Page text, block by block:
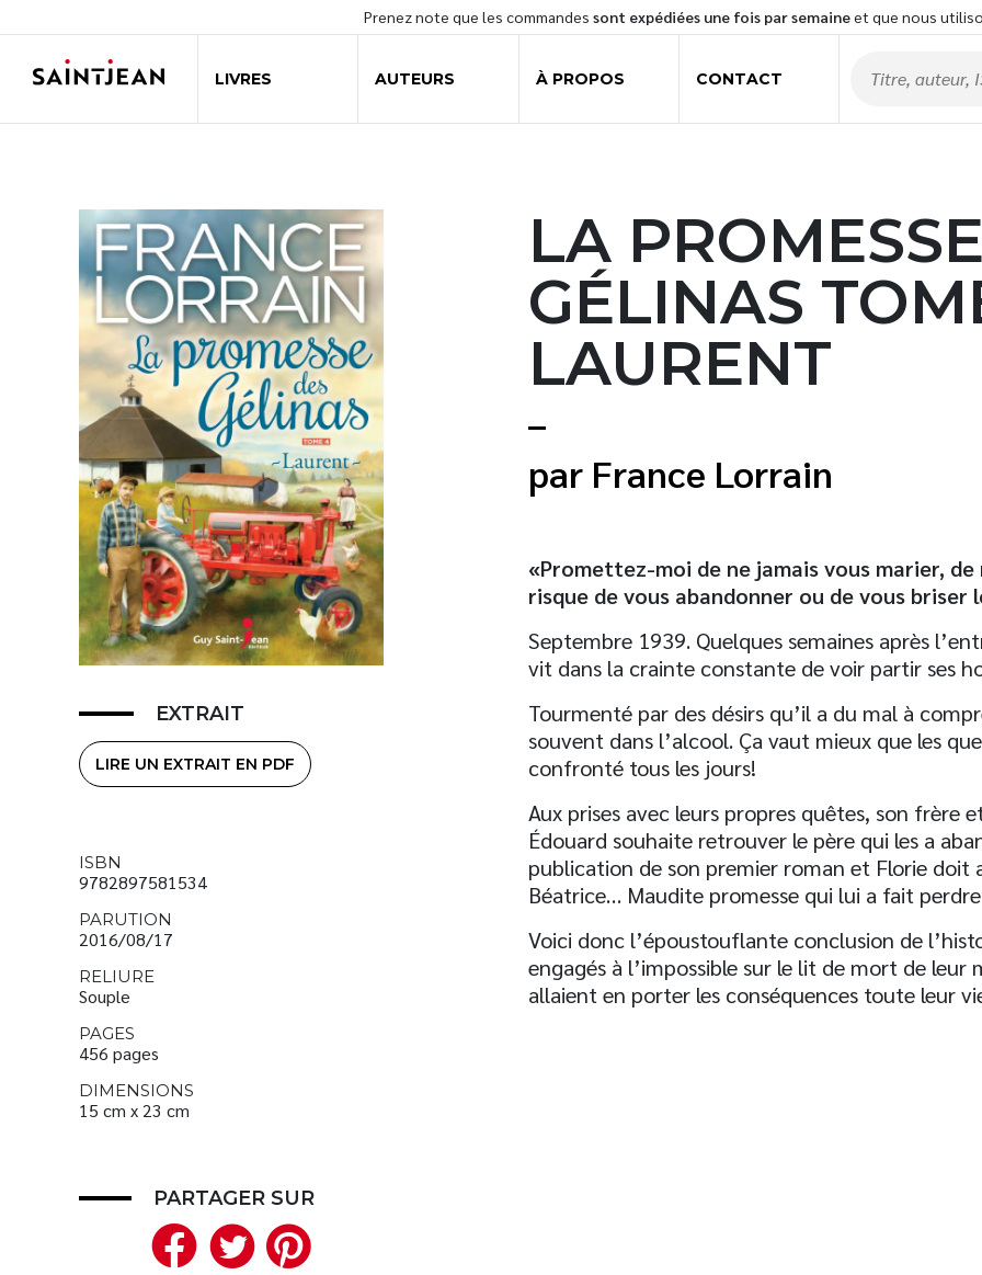
Prenez note que les commandes sont expédiées une fois par semaineet que nous
LIVRES AUTEURS À PROPOS CONTACT
LA
GÉLINAS
LAURENT
France Lorrain
«Promettez-moi de ne jamais vous marier, de
risque de vous abandonner ou de vous briser
Septembre 1939. Quelques semaines après
vit dans la crainte constante de voir partir ses
Tourmenté par des désirs qu’il a du mal à
souvent dans l’alcool. Ça vaut mieux que les
confronté tous les jours!
Aux prises avec leurs propres quêtes, son frère
Édouard souhaite retrouver le père qui les a
publication de son premier roman et Florie doit
Béatrice… Maudite promesse qui lui a fait
Voici donc l’époustouflante conclusion de
engagés à l’impossible sur le lit de mort de leur
allaient en porter les conséquences toute leur
EXTRAIT
LIRE UN EXTRAIT EN PDF
ISBN
9782897581534
PARUTION
2016/08/17
RELIURE
Souple
PAGES
456 pages
DIMENSIONS
15 cm x 23 cm
PARTAGER SUR
Facebook
Twitter